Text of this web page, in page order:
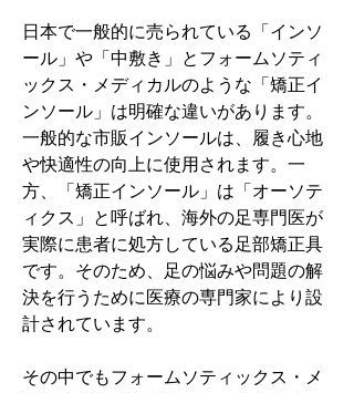
日本で一般的に売られている「インソ
ール」や「中敷き」とフォームソティ
ックス・メディカルのような「矯正イ
ンソール」は明確な違いがあります。
一般的な市販インソールは、履き心地
や快適性の向上に使用されます。一
方、「矯正インソール」は「オーソテ
ィクス」と呼ばれ、海外の足専門医が
実際に患者に処方している足部矯正具
です。そのため、足の悩みや問題の解
決を行うために医療の専門家により設
計されています。
その中でもフォームソティックス・メ